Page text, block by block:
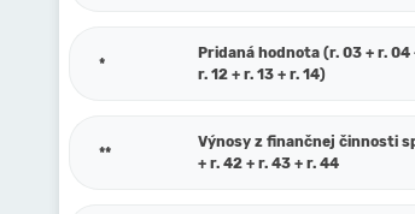
*
Pridaná hodnota (r. 03 + r. 04
r. 12 + r. 13 + r. 14)
**
Výnosy z finančnej činnosti
+ r. 42 + r. 43 + r. 44